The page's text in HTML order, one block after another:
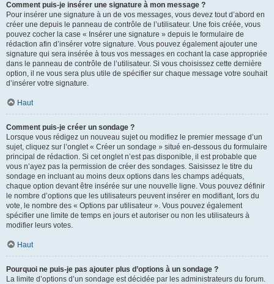
Comment puis-je insérer une signature à mon message ?
Pour insérer une signature à un de vos messages, vous devez tout d’abord en
créer une depuis le panneau de contrôle de l’utilisateur. Une fois créée, vous
pouvez cocher la case « Insérer une signature » depuis le formulaire de
rédaction afin d’insérer votre signature. Vous pouvez également ajouter une
signature qui sera insérée à tous vos messages en cochant la case appropriée
dans le panneau de contrôle de l’utilisateur. Si vous choisissez cette dernière
option, il ne vous sera plus utile de spécifier sur chaque message votre souhait
d’insérer votre signature.
Haut
Comment puis-je créer un sondage ?
Lorsque vous rédigez un nouveau sujet ou modifiez le premier message d’un
sujet, cliquez sur l’onglet « Créer un sondage » situé en-dessous du formulaire
principal de rédaction. Si cet onglet n’est pas disponible, il est probable que
vous n’ayez pas la permission de créer des sondages. Saisissez le titre du
sondage en incluant au moins deux options dans les champs adéquats,
chaque option devant être insérée sur une nouvelle ligne. Vous pouvez définir
le nombre d’options que les utilisateurs peuvent insérer en modifiant, lors du
vote, le nombre des « Options par utilisateur ». Vous pouvez également
spécifier une limite de temps en jours et autoriser ou non les utilisateurs à
modifier leurs votes.
Haut
Pourquoi ne puis-je pas ajouter plus d’options à un sondage ?
La limite d’options d’un sondage est décidée par les administrateurs du forum.